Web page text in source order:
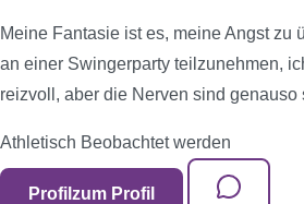
Meine Fantasie ist es, meine Angst zu
an einer Swingerparty teilzunehmen,
reizvoll, aber die Nerven sind genauso
Athletisch Beobachtet werden
Profil zum Profil